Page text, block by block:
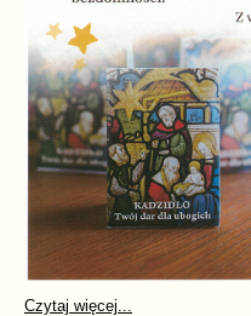
Czytaj więcej...